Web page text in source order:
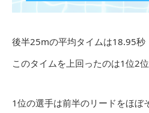
後半25mの平均タイムは18.95秒
このタイムを上回ったのは1位2
1位の選手は前半のリードをほぼ